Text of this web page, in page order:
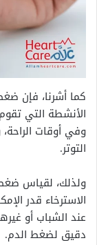
كما أشرنا، فإن
الأنشطة التي
وفي أوقات
التوتر.
ولذلك، لقياس
الاسترخاء قدر
عند الشباب أو
دقيق لضغط الدم.